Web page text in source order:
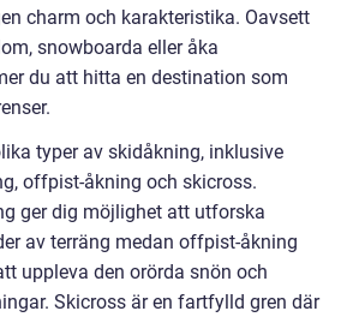
charm och karakteristika. Oavsett
snowboarda eller åka
du att hitta en destination som
typer av skidåkning, inklusive
offpist-åkning och skicross.
ger dig möjlighet att utforska
av terräng medan offpist-åkning
uppleva den orörda snön och
Skicross är en fartfylld gren där